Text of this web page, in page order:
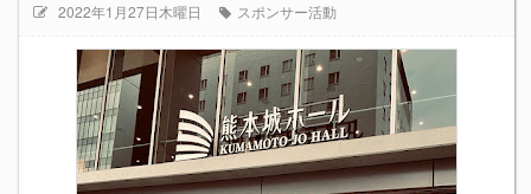
2022年1月27日木曜日 スポンサー活動